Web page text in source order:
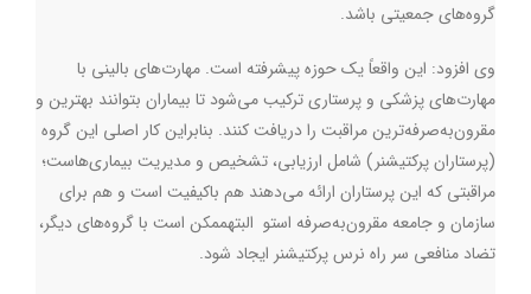
گروه‌های جمعیتی باشد.
وی افزود: این واقعاً یک حوزه پیشرفته است. مهارت‌های بالینی با
مهارت‌های پزشکی و پرستاری ترکیب می‌شود تا بیماران بتوانند بهترین و
مقرون‌به‌صرفه‌ترین مراقبت را دریافت کنند. بنابراین کار اصلی این گروه
(پرستاران پرکتیشنر) شامل ارزیابی، تشخیص و مدیریت بیماری‌هاست؛
مراقبتی که این پرستاران ارائه می‌دهند هم باکیفیت است و هم برای
سازمان و جامعه مقرون‌به‌صرفه استو البتهممکن است با گروه‌های دیگر،
تضاد منافعی سر راه نرس پرکتیشنر ایجاد شود.